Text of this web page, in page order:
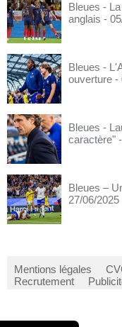
Bleues -
anglais -
Bleues -
ouverture -
Bleues -
caractère"
Bleues –
27/06/2025
Mentions légales
Recrutement